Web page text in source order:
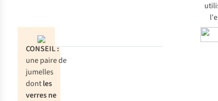
CONSEIL :
une paire de
jumelles
dontles
verres ne